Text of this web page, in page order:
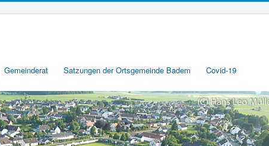
Gemeinderat Satzungen der Ortsgemeinde Badem Covid-19